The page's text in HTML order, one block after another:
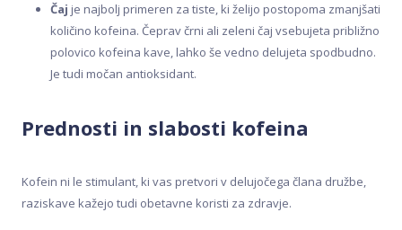
Čaj je najbolj primeren za tiste, ki želijo postopoma zmanjšati
količino kofeina. Čeprav črni ali zeleni čaj vsebujeta približno
polovico kofeina kave, lahko še vedno delujeta spodbudno.
Je tudi močan antioksidant.
Prednosti in slabosti kofeina
Kofein ni le stimulant, ki vas pretvori v delujočega člana družbe,
raziskave kažejo tudi obetavne koristi za zdravje.